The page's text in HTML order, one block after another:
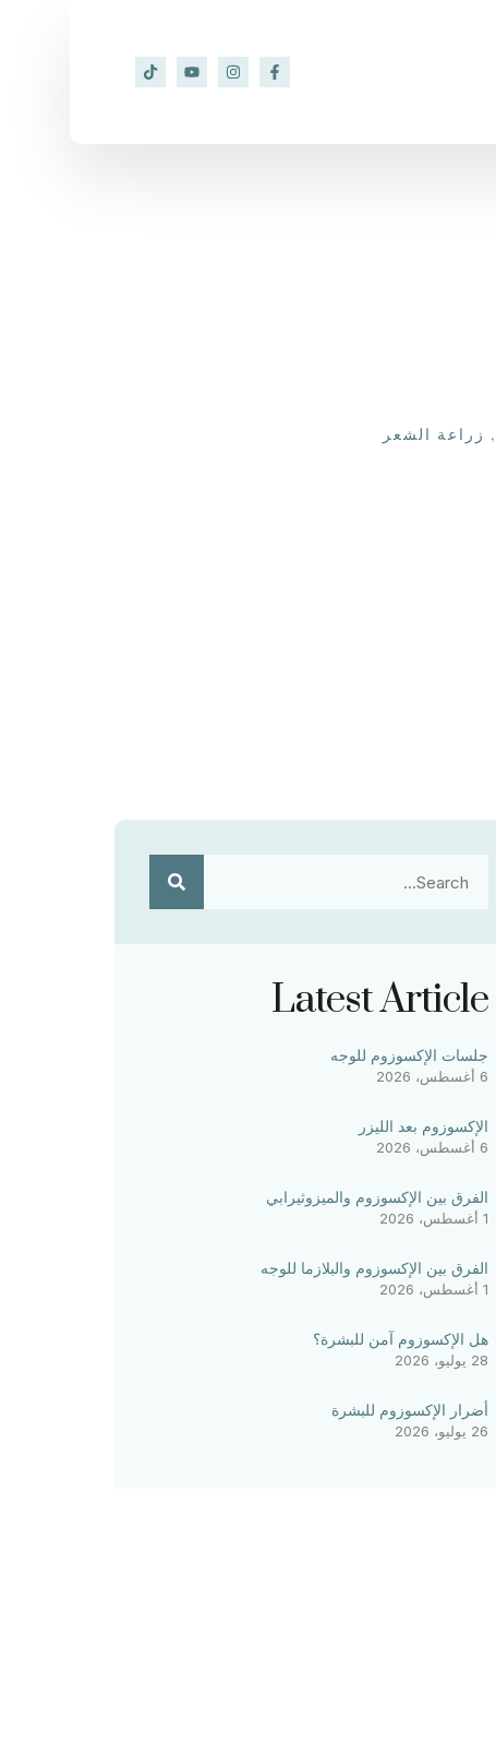
, زراعة الشعر
Latest Article
جلسات الإكسوزوم للوجه
6 أغسطس، 2026
الإكسوزوم بعد الليزر
6 أغسطس، 2026
الفرق بين الإكسوزوم والميزوثيرابي
1 أغسطس، 2026
الفرق بين الإكسوزوم والبلازما للوجه
1 أغسطس، 2026
هل الإكسوزوم آمن للبشرة؟
28 يوليو، 2026
أضرار الإكسوزوم للبشرة
26 يوليو، 2026